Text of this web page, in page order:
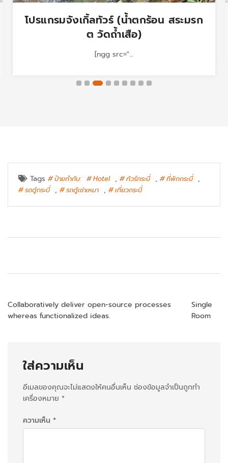
โปรแกรมจังเกิ้ลทัวร์ (น้ำตกร้อน สระมรก
ต วัดถ้ำเสือ)
[ngg src="…
Tags ป้ายกำกับ: Hotel , ทัวร์กระบี่ , ที่พักกระบี่ ,
รถตู้กระบี่ , รถตู้เช่าเหมา , เที่ยวกระบี่
แ
น
Collaboratively deliver open-source processes
whereas functionalized ideas.
Single
Room
ใส่ความเห็น
อีเมลของคุณจะไม่แสดงให้คนอื่นเห็น ช่องข้อมูลจำเป็นถูกทำ
เครื่องหมาย *
ความเห็น *